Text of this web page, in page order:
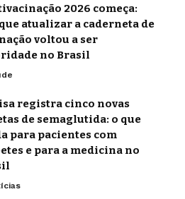
2026 começa:
atualizar a caderneta de
voltou a ser
no Brasil
registra cinco novas
de semaglutida: o que
para pacientes com
e para a medicina no